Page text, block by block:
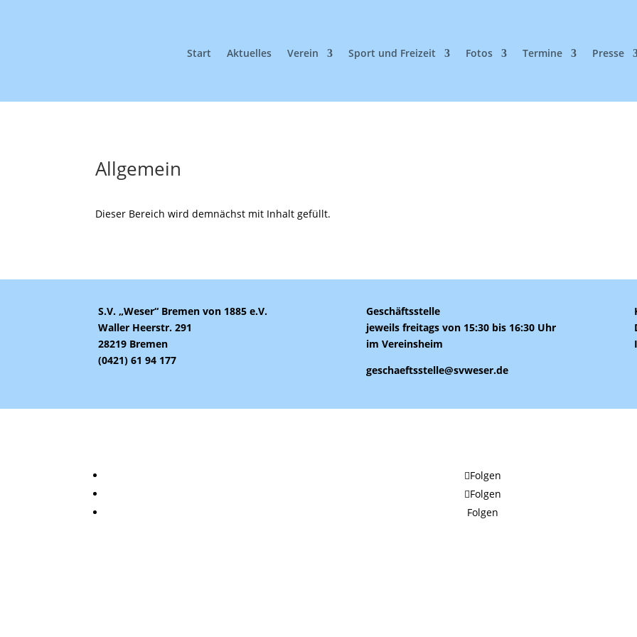
Start Aktuelles Verein Sport und Freizeit Fotos Termine Presse
Allgemein
Dieser Bereich wird demnächst mit Inhalt gefüllt.
S.V. „Weser“ Bremen von 1885 e.V.
Waller Heerstr. 291
28219 Bremen
(0421) 61 94 177
Geschäftsstelle
jeweils freitags von 15:30 bis 16:30 Uhr
im Vereinsheim
geschaeftsstelle@svweser.de
Folgen
Folgen
Folgen